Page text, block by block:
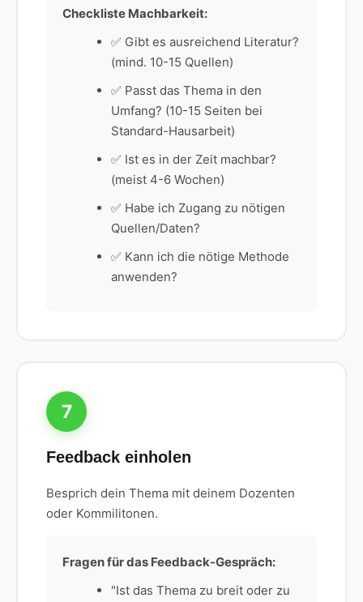
Checkliste Machbarkeit:
✅ Gibt es ausreichend Literatur?
(mind. 10-15 Quellen)
✅ Passt das Thema in den
Umfang? (10-15 Seiten bei
Standard-Hausarbeit)
✅ Ist es in der Zeit machbar?
(meist 4-6 Wochen)
✅ Habe ich Zugang zu nötigen
Quellen/Daten?
✅ Kann ich die nötige Methode
anwenden?
7
Feedback einholen
Besprich dein Thema mit deinem Dozenten
oder Kommilitonen.
Fragen für das Feedback-Gespräch:
"Ist das Thema zu breit oder zu